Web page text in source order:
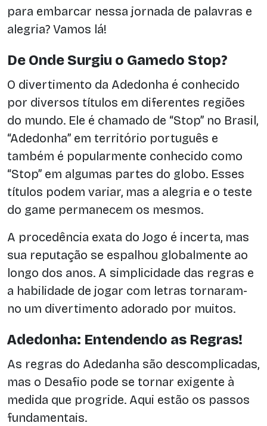
para embarcar nessa jornada de palavras e
alegria? Vamos lá!
De Onde Surgiu o Gamedo Stop?
O divertimento da Adedonha é conhecido
por diversos títulos em diferentes regiões
do mundo. Ele é chamado de “Stop” no Brasil,
“Adedonha” em território português e
também é popularmente conhecido como
“Stop” em algumas partes do globo. Esses
títulos podem variar, mas a alegria e o teste
do game permanecem os mesmos.
A procedência exata do Jogo é incerta, mas
sua reputação se espalhou globalmente ao
longo dos anos. A simplicidade das regras e
a habilidade de jogar com letras tornaram-
no um divertimento adorado por muitos.
Adedonha: Entendendo as Regras!
As regras do Adedanha são descomplicadas,
mas o Desafio pode se tornar exigente à
medida que progride. Aqui estão os passos
fundamentais.